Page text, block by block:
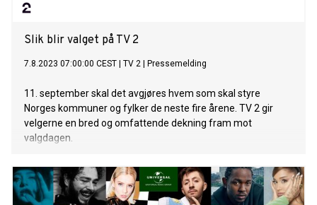
Slik blir valget på TV 2
7.8.2023 07:00:00 CEST TV 2 Pressemelding
11. september skal det avgjøres hvem som skal styre
Norges kommuner og fylker de neste fire årene. TV 2 gir
velgerne en bred og omfattende dekning fram mot
valgdagen.